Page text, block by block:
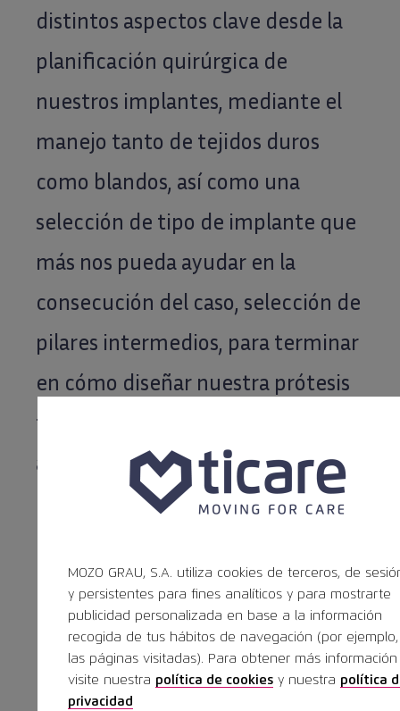
distintos aspectos clave desde la
planificación quirúrgica de
nuestros implantes, mediante el
manejo tanto de tejidos duros
como blandos, así como una
selección de tipo de implante que
más nos pueda ayudar en la
consecución del caso, selección de
pilares intermedios, para terminar
en cómo diseñar nuestra prótesis
final, con el fin de prevenir la
aparición de enfermedades
periimplantarias.
Las inscripciones a SEPA Next
Generation pueden realizarse en
el formulario inferior de forma
MOZO GRAU, S.A. utiliza cookies de terceros, de
y persistentes para fines analíticos y para mostrarte
publicidad personalizada en base a la información
recogida de tus hábitos de navegación (por ejemplo,
las páginas visitadas). Para obtener más información
visite nuestra política de cookiesy nuestra política
privacidad